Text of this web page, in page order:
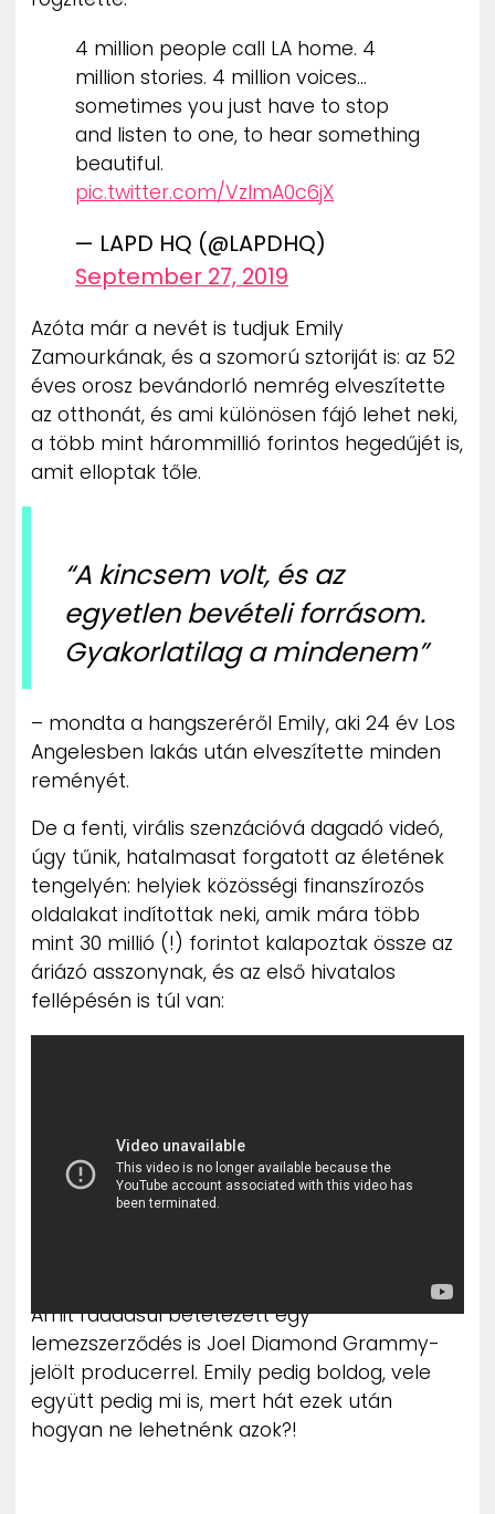
4 million people call LA home. 4
million stories. 4 million voices…
sometimes you just have to stop
and listen to one, to hear something
beautiful.
pic.twitter.com/VzlmA0c6jX
— LAPD HQ (@LAPDHQ)
September 27, 2019
Azóta már a nevét is tudjuk Emily
Zamourkának, és a szomorú sztoriját is: az 52
éves orosz bevándorló nemrég elveszítette
az otthonát, és ami különösen fájó lehet neki,
a több mint hárommillió forintos hegedűjét is,
amit elloptak tőle.
“A kincsem volt, és az
egyetlen bevételi forrásom.
Gyakorlatilag a mindenem”
– mondta a hangszeréről Emily, aki 24 év Los
Angelesben lakás után elveszítette minden
reményét.
De a fenti, virális szenzációvá dagadó videó,
úgy tűnik, hatalmasat forgatott az életének
tengelyén: helyiek közösségi finanszírozós
oldalakat indítottak neki, amik mára több
mint 30 millió (!) forintot kalapoztak össze az
áriázó asszonynak, és az első hivatalos
fellépésén is túl van:
Amit ráadásul betetézett egy
lemezszerződés is Joel Diamond Grammy-
jelölt producerrel. Emily pedig boldog, vele
együtt pedig mi is, mert hát ezek után
hogyan ne lehetnénk azok?!